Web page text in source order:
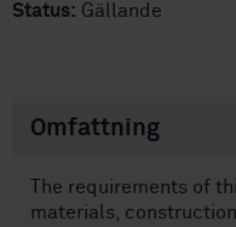
Status: Gällande
Omfattning
The requirements of
materials,